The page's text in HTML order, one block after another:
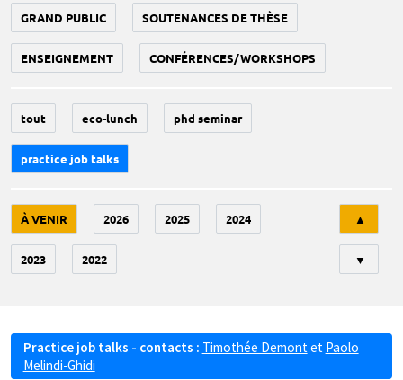
GRAND PUBLIC SOUTENANCES DE THÈSE
ENSEIGNEMENT CONFÉRENCES/WORKSHOPS
tout eco-lunch phd seminar
practice job talks
À VENIR 2026 2025 2024
2023 2022
▲
▼
Practice job talks - contacts : Timothée Demont et Paolo
Melindi-Ghidi